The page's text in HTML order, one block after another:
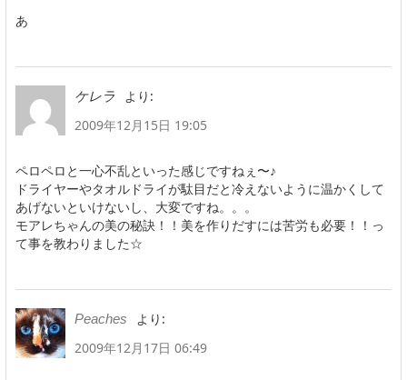
あ
ケレラ
より:
2009年12月15日 19:05
ペロペロと一心不乱といった感じですねぇ〜♪
ドライヤーやタオルドライが駄目だと冷えないように温かくして
あげないといけないし、大変ですね。。。
モアレちゃんの美の秘訣！！美を作りだすには苦労も必要！！っ
て事を教わりました☆
Peaches
より:
2009年12月17日 06:49